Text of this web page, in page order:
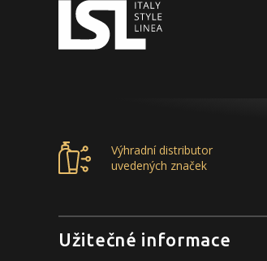
Výhradní distributor
uvedených značek
Užitečné informace